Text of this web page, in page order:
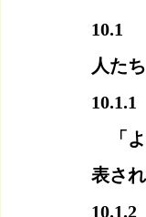
10.1
人たち
「よ
表さ